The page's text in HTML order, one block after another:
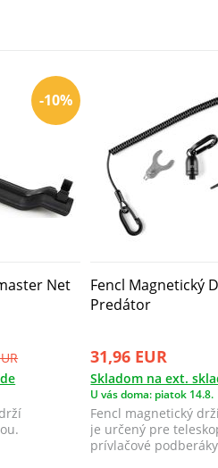
-10%
Net
Fencl Magnetický
Predátor
31,96 EUR
Skladom na ext.
U vás doma: piatok 14.8.
Fencl magnetický
je určený pre
prívlačové